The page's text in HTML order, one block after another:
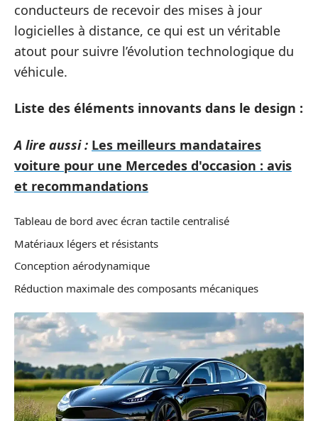
conducteurs de recevoir des mises à jour
logicielles à distance, ce qui est un véritable
atout pour suivre l’évolution technologique du
véhicule.
Liste des éléments innovants dans le design :
A lire aussi : Les meilleurs mandataires
voiture pour une Mercedes d'occasion : avis
et recommandations
Tableau de bord avec écran tactile centralisé
Matériaux légers et résistants
Conception aérodynamique
Réduction maximale des composants mécaniques